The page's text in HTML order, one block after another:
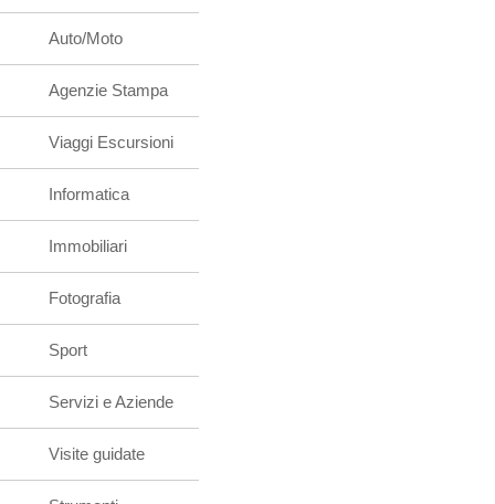
Auto/Moto
Agenzie Stampa
Viaggi Escursioni
Informatica
Immobiliari
Fotografia
Sport
Servizi e Aziende
Visite guidate